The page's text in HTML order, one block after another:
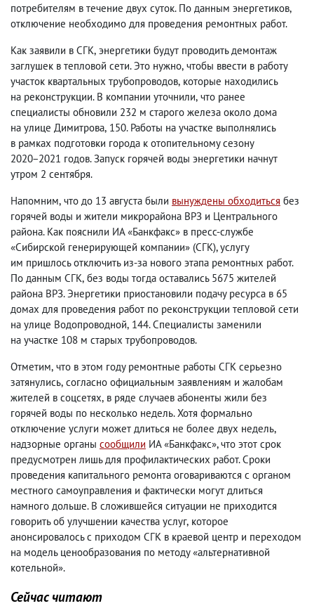
потребителям в течение двух суток. По данным энергетиков,
отключение необходимо для проведения ремонтных работ.
Как заявили в СГК, энергетики будут проводить демонтаж
заглушек в тепловой сети. Это нужно, чтобы ввести в работу
участок квартальных трубопроводов, которые находились
на реконструкции. В компании уточнили, что ранее
специалисты обновили 232 м старого железа около дома
на улице Димитрова, 150. Работы на участке выполнялись
в рамках подготовки города к отопительному сезону
2020−2021 годов. Запуск горячей воды энергетики начнут
утром 2 сентября.
Напомним, что до 13 августа были вынуждены обходиться без
горячей воды и жители микрорайона ВРЗ и Центрального
района. Как пояснили ИА «Банкфакс» в пресс-службе
«Сибирской генерирующей компании» (СГК), услугу
им пришлось отключить из-за нового этапа ремонтных работ.
По данным СГК, без воды тогда оставались 5675 жителей
района ВРЗ. Энергетики приостановили подачу ресурса в 65
домах для проведения работ по реконструкции тепловой сети
на улице Водопроводной, 144. Специалисты заменили
на участке 108 м старых трубопроводов.
Отметим, что в этом году ремонтные работы СГК серьезно
затянулись, согласно официальным заявлениям и жалобам
жителей в соцсетях, в ряде случаев абоненты жили без
горячей воды по несколько недель. Хотя формально
отключение услуги может длиться не более двух недель,
надзорные органы сообщили ИА «Банкфакс», что этот срок
предусмотрен лишь для профилактических работ. Сроки
проведения капитального ремонта оговариваются с органом
местного самоуправления и фактически могут длиться
намного дольше. В сложившейся ситуации не приходится
говорить об улучшении качества услуг, которое
анонсировалось с приходом СГК в краевой центр и переходом
на модель ценообразования по методу «альтернативной
котельной».
Сейчас читают